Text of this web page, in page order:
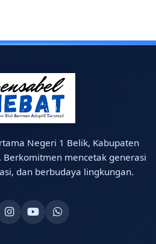
Negeri 1 Belik, Kabupaten
Berkomitmen mencetak generasi
dan berbudaya lingkungan.